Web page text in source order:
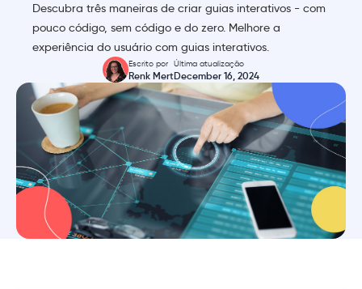
Descubra três maneiras de criar guias interativos - com
pouco código, sem código e do zero. Melhore a
experiência do usuário com guias interativos.
Escrito por
Renk Mert
Última atualização
December 16, 2024